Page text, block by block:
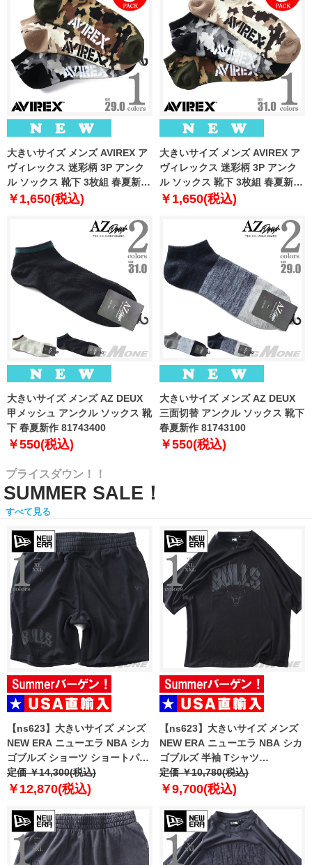
大きいサイズ メンズ AVIREX ア
ヴィレックス 迷彩柄 3P アンク
ル ソックス 靴下 3枚組 春夏新作
81713400
￥1,650(税込)
大きいサイズ メンズ AVIREX ア
ヴィレックス 迷彩柄 3P アンク
ル ソックス 靴下 3枚組 春夏新作
81713500
￥1,650(税込)
大きいサイズ メンズ AZ DEUX
甲メッシュ アンクル ソックス 靴
下 春夏新作 81743400
￥550(税込)
大きいサイズ メンズ AZ DEUX
三面切替 アンクル ソックス 靴下
春夏新作 81743100
￥550(税込)
プライスダウン！！
SUMMER SALE！
すべて見る
【ns623】大きいサイズ メンズ
NEW ERA ニューエラ NBA シカ
ゴブルズ ショーツ ショートパン
ツ ハーフパンツ NBA CHICAGO
BULLS BLACK SHORTS USA直
定価 ￥14,300(税込)
￥12,870(税込)
【ns623】大きいサイズ メンズ
NEW ERA ニューエラ NBA シカ
ゴブルズ 半袖 Tシャツ
CHICAGO BULLS NBA BLACK
OVERSIZED T-SHIRT USA直輸
定価 ￥10,780(税込)
￥9,700(税込)